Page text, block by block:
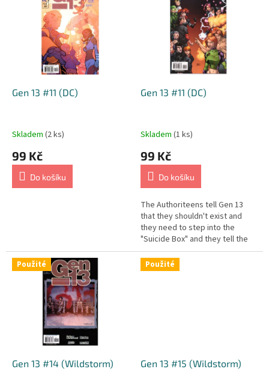
Gen 13 #11 (DC)
Skladem (2 ks)
99 Kč
Do košíku
Gen 13 #11 (DC)
Skladem (1 ks)
99 Kč
Do košíku
The Authoriteens tell Gen 13
that they shouldn't exist and
they need to step into the
"Suicide Box" and they tell the
"Liberty Snots" to go home. Dr.
Grace tells Megan that they...
Použité
Gen 13 #14 (Wildstorm)
Použité
Gen 13 #15 (Wildstorm)